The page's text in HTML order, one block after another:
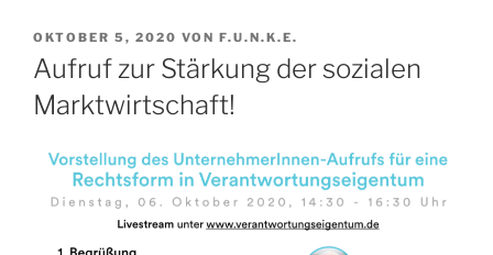
VERÖFFENTLICHT
AM
OKTOBER 5, 2020 VON F.U.N.K.E.
Aufruf zur Stärkung der sozialen
Marktwirtschaft!